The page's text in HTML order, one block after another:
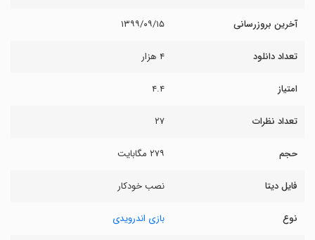
آخرین بروزرسانی ۱۳۹۹/۰۹/۱۵
تعداد دانلود ۴ هزار
امتیاز ۴.۴
تعداد نظرات ۲۷
حجم ۲۷۹ مگابایت
فایل دیتا نصب خودکار
نوع بازی اندرویدی